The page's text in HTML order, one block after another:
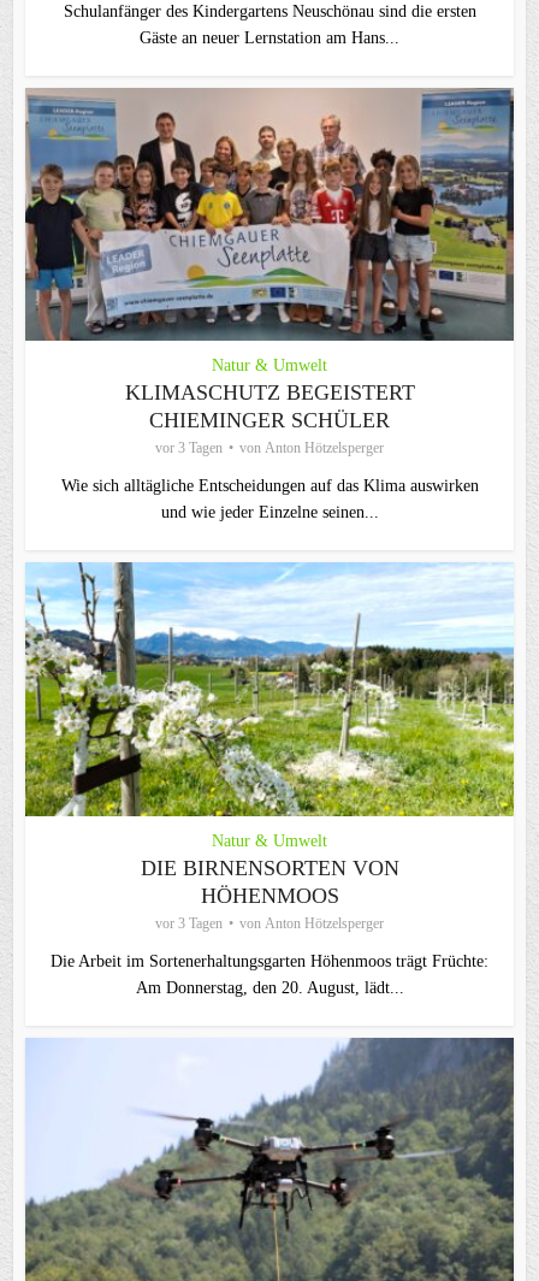
Schulanfänger des Kindergartens Neuschönau sind die ersten
Gäste an neuer Lernstation am Hans...
Natur & Umwelt
KLIMASCHUTZ BEGEISTERT
CHIEMINGER SCHÜLER
vor 3 Tagen von Anton Hötzelsperger
Wie sich alltägliche Entscheidungen auf das Klima auswirken
und wie jeder Einzelne seinen...
Natur & Umwelt
DIE BIRNENSORTEN VON
HÖHENMOOS
vor 3 Tagen von Anton Hötzelsperger
Die Arbeit im Sortenerhaltungsgarten Höhenmoos trägt Früchte:
Am Donnerstag, den 20. August, lädt...